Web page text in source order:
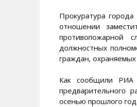
Прокуратура
отношении
противопожарной
должностных
граждан,
Как сообщили РИА
предварительного
осенью прошлого